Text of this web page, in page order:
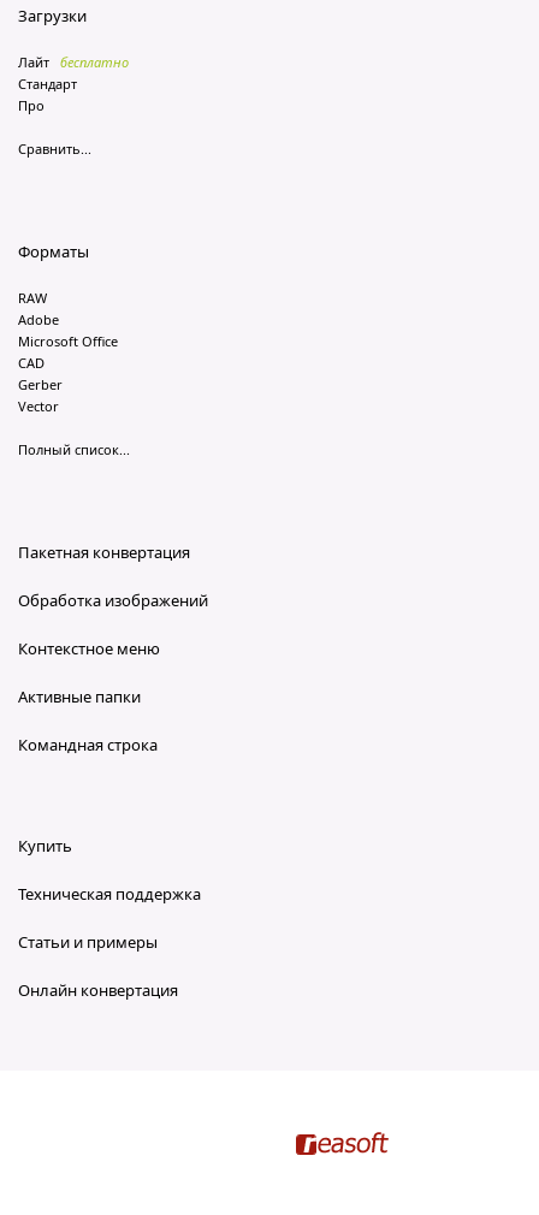
Загрузки
Лайт бесплатно
Стандарт
Про
Сравнить...
Форматы
RAW
Adobe
Microsoft Office
CAD
Gerber
Vector
Полный список...
Пакетная конвертация
Обработка изображений
Контекстное меню
Активные папки
Командная строка
Купить
Техническая поддержка
Статьи и примеры
Онлайн конвертация